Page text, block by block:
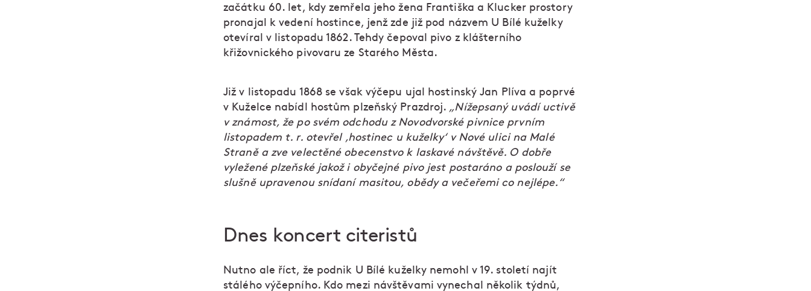
začátku 60. let, kdy zemřela jeho žena Františka a Klucker prostory
pronajal k vedení hostince, jenž zde již pod názvem U Bílé kuželky
otevíral v listopadu 1862. Tehdy čepoval pivo z klášterního
křižovnického pivovaru ze Starého Města.
Již v listopadu 1868 se však výčepu ujal hostinský Jan Plíva a poprvé
v Kuželce nabídl hostům plzeňský Prazdroj. „Nížepsaný uvádí uctivě
v známost, že po svém odchodu z Novodvorské pivnice prvním
listopadem t. r. otevřel ‚hostinec u kuželky‘ v Nové ulici na Malé
Straně a zve velectěné obecenstvo k laskavé návštěvě. O dobře
vyležené plzeňské jakož i obyčejné pivo jest postaráno a poslouží se
slušně upravenou snídaní masitou, obědy a večeřemi co nejlépe.“
Dnes koncert citeristů
Nutno ale říct, že podnik U Bílé kuželky nemohl v 19. století najít
stálého výčepního. Kdo mezi návštěvami vynechal několik týdnů,